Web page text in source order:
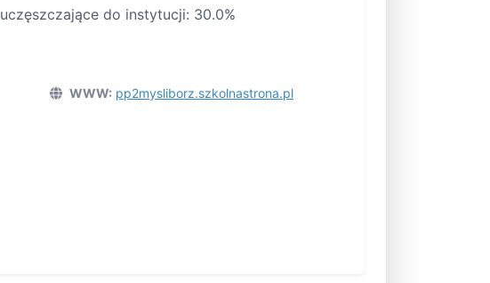
do instytucji: 30.0%
WWW: pp2mysliborz.szkolnastrona.pl